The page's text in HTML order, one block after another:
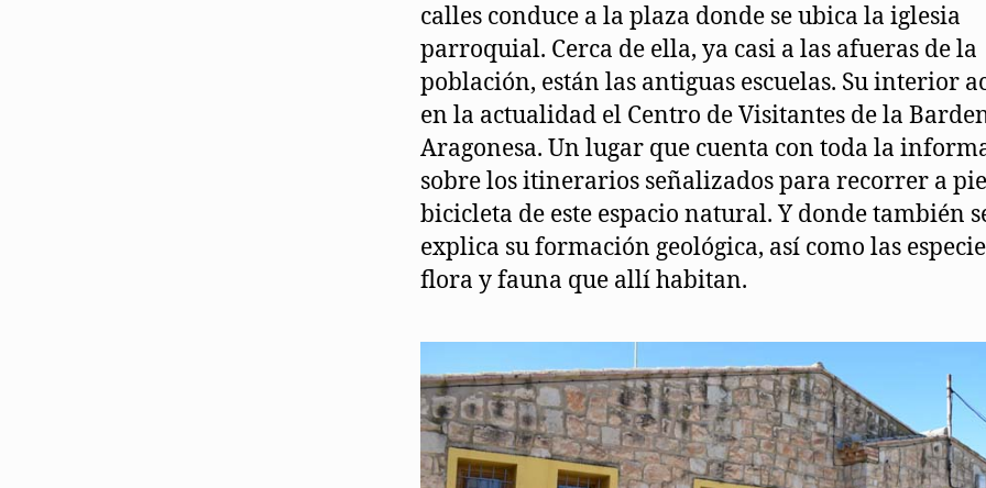
calles conduce a la plaza donde se ubica la iglesia
parroquial. Cerca de ella, ya casi a las afueras de la
población, están las antiguas escuelas. Su interior
en la actualidad el Centro de Visitantes de la
Aragonesa. Un lugar que cuenta con toda la
sobre los itinerarios señalizados para recorrer a
bicicleta de este espacio natural. Y donde también
explica su formación geológica, así como las
flora y fauna que allí habitan.